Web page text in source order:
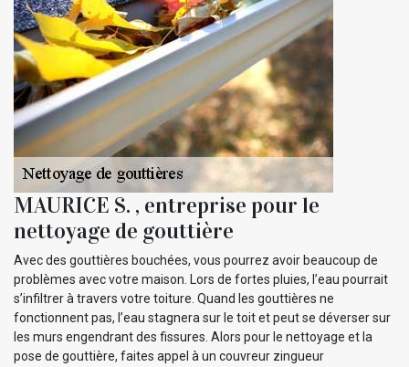
MAURICE S. , entreprise pour le
nettoyage de gouttière
Avec des gouttières bouchées, vous pourrez avoir beaucoup de
problèmes avec votre maison. Lors de fortes pluies, l’eau pourrait
s’infiltrer à travers votre toiture. Quand les gouttières ne
fonctionnent pas, l’eau stagnera sur le toit et peut se déverser sur
les murs engendrant des fissures. Alors pour le nettoyage et la
pose de gouttière, faites appel à un couvreur zingueur